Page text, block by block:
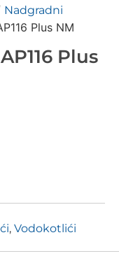
Nadgradni
Plus NM
Plus
, Vodokotlići